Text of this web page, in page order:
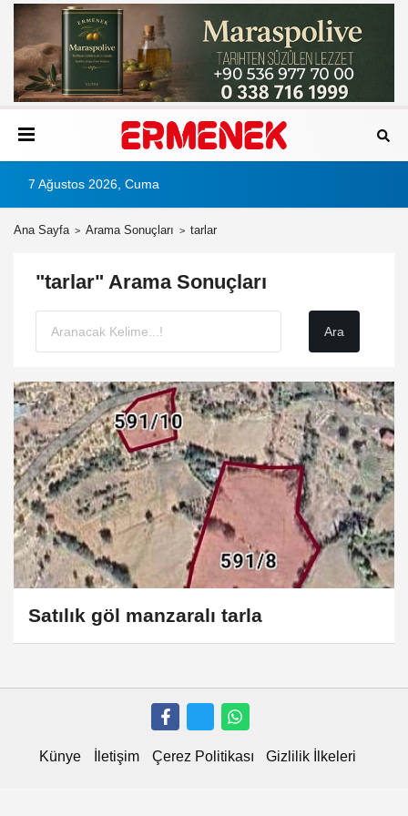
7 Ağustos 2026, Cuma
Ana Sayfa Arama Sonuçları tarlar
"tarlar" Arama Sonuçları
Satılık göl manzaralı tarla
Künye İletişim Çerez Politikası Gizlilik İlkeleri